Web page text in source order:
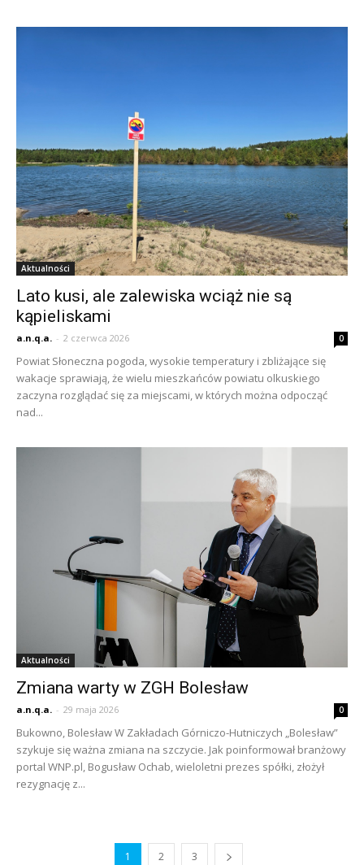
Aktualności
Lato kusi, ale zalewiska wciąż nie są
kąpieliskami
a.n.q.a. - 2 czerwca 2026 0
Powiat Słoneczna pogoda, wysokie temperatury i zbliżające się
wakacje sprawiają, że wielu mieszkańców powiatu olkuskiego
zaczyna rozglądać się za miejscami, w których można odpocząć
nad...
Aktualności
Zmiana warty w ZGH Bolesław
a.n.q.a. - 29 maja 2026 0
Bukowno, Bolesław W Zakładach Górniczo-Hutniczych „Bolesław”
szykuje się ważna zmiana na szczycie. Jak poinformował branżowy
portal WNP.pl, Bogusław Ochab, wieloletni prezes spółki, złożył
rezygnację z...
1 2 3